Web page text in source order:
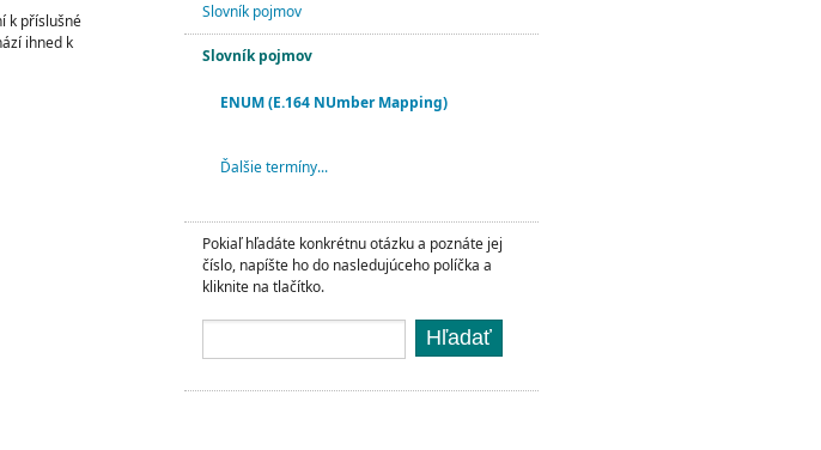
Slovník pojmov
Slovník pojmov
ENUM (E.164 NUmber Mapping)
Ďalšie termíny...
Pokiaľ hľadáte konkrétnu otázku a poznáte jej
číslo, napíšte ho do nasledujúceho políčka a
kliknite na tlačítko.
Hľadať
k příslušné
ihned k